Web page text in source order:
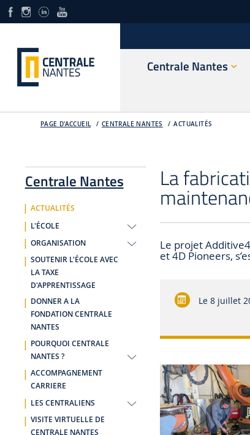
Centrale Nantes
PAGE D'ACCUEIL CENTRALE NANTES ACTUALITÉS
Centrale Nantes
ACTUALITÉS
L'ÉCOLE
ORGANISATION
SOUTENIR L'ÉCOLE AVEC
LA TAXE
D'APPRENTISSAGE
DONNER A LA
FONDATION CENTRALE
NANTES
POURQUOI CENTRALE
NANTES ?
ACCOMPAGNEMENT
CARRIERE
LES CENTRALIENS
VISITE VIRTUELLE DE
CENTRALE NANTES
La
Le projet
et 4D Pioneers,
Le 8 juillet